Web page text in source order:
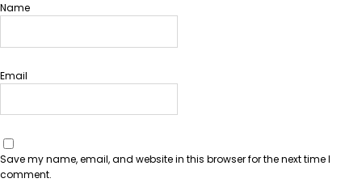
Name
Email
Save my name, email, and website in this browser for the next time I
comment.